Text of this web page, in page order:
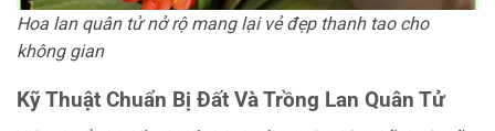
Hoa lan quân tử nở rộ mang lại vẻ đẹp thanh tao cho
không gian
Kỹ Thuật Chuẩn Bị Đất Và Trồng Lan Quân Tử